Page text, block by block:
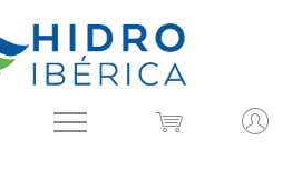
PROCURA?